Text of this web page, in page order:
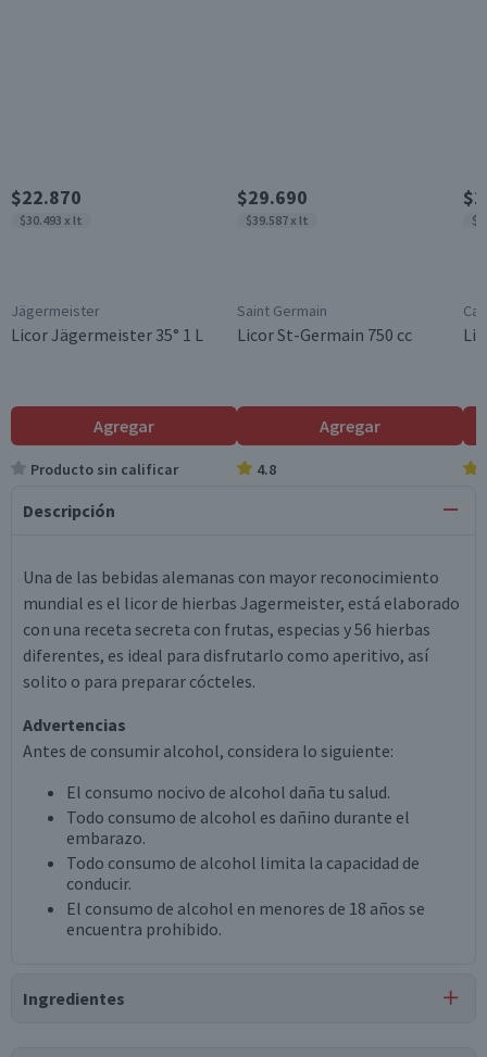
$22.870
$30.493 x lt
Jägermeister
Licor Jägermeister 35° 1 L
Agregar
Producto sin calificar
$29.690
$39.587 x lt
Saint Germain
Licor St-Germain 750 cc
Agregar
4.8
Descripción
Una de las bebidas alemanas con mayor reconocimiento
mundial es el licor de hierbas Jagermeister, está elaborado
con una receta secreta con frutas, especias y 56 hierbas
diferentes, es ideal para disfrutarlo como aperitivo, así
solito o para preparar cócteles.
Advertencias
Antes de consumir alcohol, considera lo siguiente:
El consumo nocivo de alcohol daña tu salud.
Todo consumo de alcohol es dañino durante el
embarazo.
Todo consumo de alcohol limita la capacidad de
conducir.
El consumo de alcohol en menores de 18 años se
encuentra prohibido.
Ingredientes